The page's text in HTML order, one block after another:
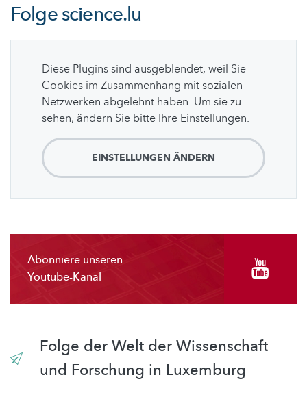
Folgescience.lu
Diese Plugins sind ausgeblendet, weil Sie
Cookies im Zusammenhang mit sozialen
Netzwerken abgelehnt haben. Um sie zu
sehen, ändern Sie bitte Ihre Einstellungen.
EINSTELLUNGEN ÄNDERN
Abonniere unseren
Youtube-Kanal
Folge der Welt der Wissenschaft
und Forschung in Luxemburg